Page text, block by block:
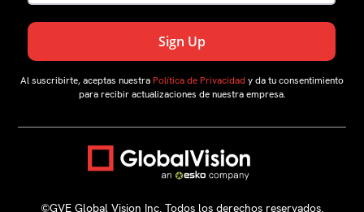
Al suscribirte, aceptas nuestra Política de Privacidad y da tu consentimiento
para recibir actualizaciones de nuestra empresa.
©️GVE Global Vision Inc. Todos los derechos reservados.